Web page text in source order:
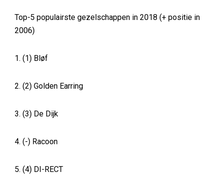
Top-5 populairste gezelschappen in 2018 (+ positie in
2006)
1. (1) Bløf
2. (2) Golden Earring
3. (3) De Dijk
4. (-) Racoon
5. (4) DI-RECT